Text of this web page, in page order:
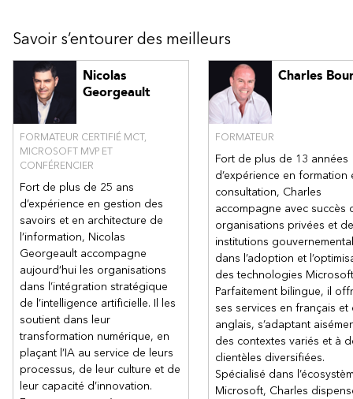
Savoir s’entourer des meilleurs
Nicolas
Georgeault
FORMATEUR CERTIFIÉ MCT,
MICROSOFT MVP ET
CONFÉRENCIER
Fort de plus de 25 ans
d’expérience en gestion des
savoirs et en architecture de
l’information, Nicolas
Georgeault accompagne
aujourd’hui les organisations
dans l’intégration stratégique
de l’intelligence artificielle. Il les
soutient dans leur
transformation numérique, en
plaçant l’IA au service de leurs
processus, de leur culture et de
leur capacité d’innovation.
Charles
FORMATEUR
Fort de plus de 13 années
d’expérience en formation
consultation, Charles
accompagne avec succès
organisations privées et
institutions
dans l’adoption et
des technologies
Parfaitement bilingue, il
ses services en français et
anglais, s’adaptant
des contextes variés et à
clientèles diversifiées.
Spécialisé dans
Microsoft, Charles